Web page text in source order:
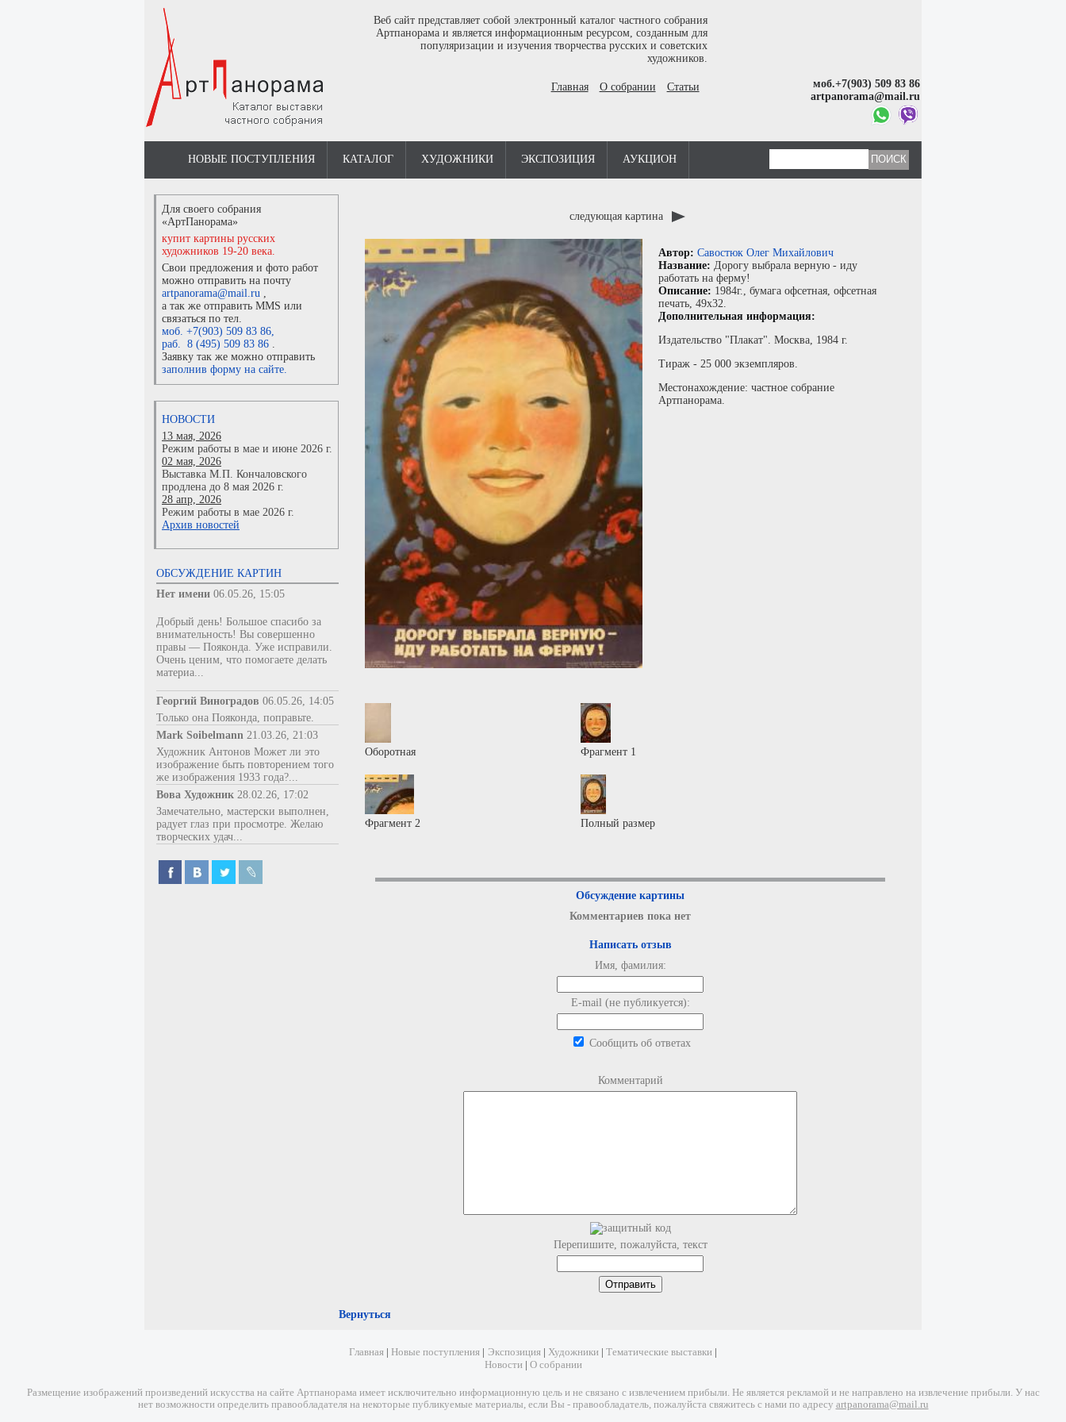
Веб сайт представляет собой электронный каталог частного собрания
Артпанорама и является информационным ресурсом, созданным для
популяризации и изучения творчества русских и советских
художников.
Главная О собрании Статьи
моб.+7(903) 509 83 86
artpanorama@mail.ru
НОВЫЕ ПОСТУПЛЕНИЯ КАТАЛОГ ХУДОЖНИКИ ЭКСПОЗИЦИЯ АУКЦИОН
Для своего собрания
«АртПанорама»
купит картины русских
художников 19-20 века.
Свои предложения и фото работ
можно отправить на почту
artpanorama@mail.ru ,
а так же отправить MMS или
связаться по тел.
моб. +7(903) 509 83 86,
раб. 8 (495) 509 83 86 .
Заявку так же можно отправить
заполнив форму на сайте.
НОВОСТИ
13 мая, 2026
Режим работы в мае и июне 2026 г.
02 мая, 2026
Выставка М.П. Кончаловского
продлена до 8 мая 2026 г.
28 апр, 2026
Режим работы в мае 2026 г.
Архив новостей
ОБСУЖДЕНИЕ КАРТИН
Нет имени 06.05.26, 15:05
Добрый день! Большое спасибо за
внимательность! Вы совершенно
правы — Пояконда. Уже исправили.
Очень ценим, что помогаете делать
материа...
Георгий Виноградов 06.05.26, 14:05
Только она Пояконда, поправьте.
Mark Soibelmann 21.03.26, 21:03
Художник Антонов Может ли это
изображение быть повторением того
же изображения 1933 года?...
Вова Художник 28.02.26, 17:02
Замечательно, мастерски выполнен,
радует глаз при просмотре. Желаю
творческих удач...
следующая картина
Автор: Савостюк Олег Михайлович
Название: Дорогу выбрала верную - иду
работать на ферму!
Описание: 1984г., бумага офсетная, офсетная
печать, 49x32.
Дополнительная информация:
Издательство "Плакат". Москва, 1984 г.
Тираж - 25 000 экземпляров.
Местонахождение: частное собрание
Артпанорама.
Оборотная Фрагмент 1
Фрагмент 2 Полный размер
Обсуждение картины
Комментариев пока нет
Написать отзыв
Имя, фамилия:
E-mail (не публикуется):
Сообщить об ответах
Комментарий
Перепишите, пожалуйста, текст
Вернуться
Главная Новые поступления Экспозиция Художники Тематические выставки
Новости| О собрании
Размещение изображений произведений искусства на сайте Артпанорама имеет исключительно информационную цель и не связано с извлечением прибыли. Не является рекламой и не направлено на извлечение прибыли. У нас
нет возможности определить правообладателя на некоторые публикуемые материалы, если Вы - правообладатель, пожалуйста свяжитесь с нами по адресу artpanorama@mail.ru